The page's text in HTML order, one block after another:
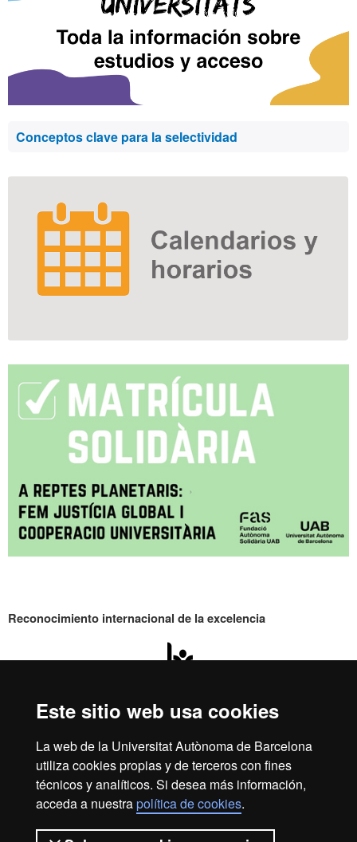
Este sitio web usa cookies
La web de la Universitat Autònoma de Barcelona
utiliza cookies propias y de terceros con fines
técnicos y analíticos. Si desea más información,
acceda a nuestrapolítica de cookies.
Conceptos clave para la selectividad
Reconocimiento internacional de la excelencia
HR
in
Inicio Aviso legal
Política de privacidad
Protección de datos Sobre la web
Somos una universidad líder que imparte una docencia de
calidad, diversificada, multidisciplinaria y flexible, adecuada
a las necesidades de la sociedad y adaptada a los nuevos
modelos de la Europa del conocimiento. La UAB es